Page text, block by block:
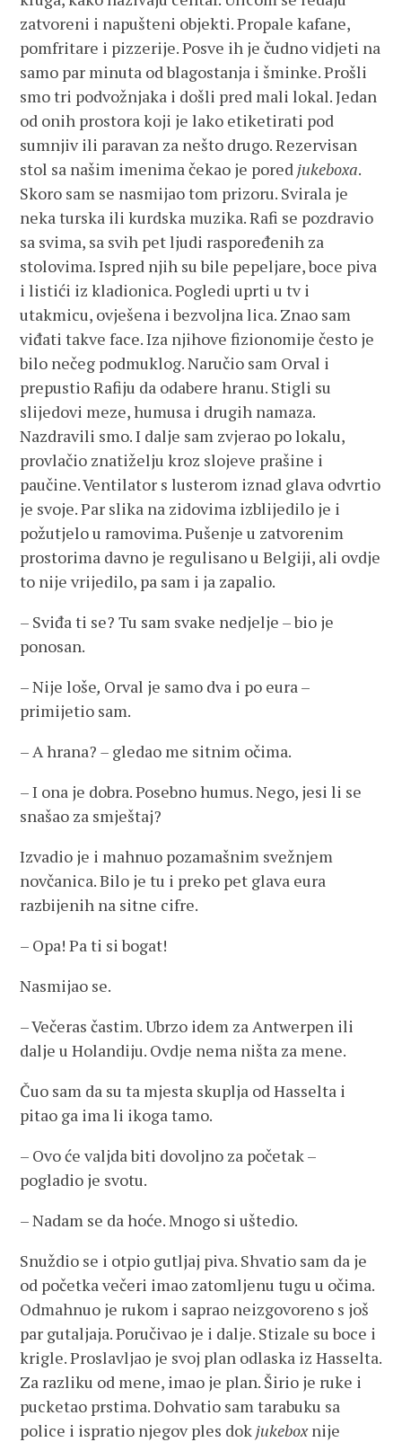
zatvoreni i napušteni objekti. Propale kafane,
pomfritare i pizzerije. Posve ih je čudno vidjeti na
samo par minuta od blagostanja i šminke. Prošli
smo tri podvožnjaka i došli pred mali lokal. Jedan
od onih prostora koji je lako etiketirati pod
sumnjiv ili paravan za nešto drugo. Rezervisan
stol sa našim imenima čekao je poredjukeboxa.
Skoro sam se nasmijao tom prizoru. Svirala je
neka turska ili kurdska muzika. Rafi se pozdravio
sa svima, sa svih pet ljudi raspoređenih za
stolovima. Ispred njih su bile pepeljare, boce piva
i listići iz kladionica. Pogledi uprti u tv i
utakmicu, ovješena i bezvoljna lica. Znao sam
viđati takve face. Iza njihove fizionomije često je
bilo nečeg podmuklog. Naručio sam Orval i
prepustio Rafiju da odabere hranu. Stigli su
slijedovi meze, humusa i drugih namaza.
Nazdravili smo. I dalje sam zvjerao po lokalu,
provlačio znatiželju kroz slojeve prašine i
paučine. Ventilator s lusterom iznad glava odvrtio
je svoje. Par slika na zidovima izblijedilo je i
požutjelo u ramovima. Pušenje u zatvorenim
prostorima davno je regulisano u Belgiji, ali ovdje
to nije vrijedilo, pa sam i ja zapalio.
– Sviđa ti se? Tu sam svake nedjelje – bio je
ponosan.
– Nije loše, Orval je samo dva i po eura –
primijetio sam.
– A hrana? – gledao me sitnim očima.
– I ona je dobra. Posebno humus. Nego, jesi li se
snašao za smještaj?
Izvadio je i mahnuo pozamašnim svežnjem
novčanica. Bilo je tu i preko pet glava eura
razbijenih na sitne cifre.
– Opa! Pa ti si bogat!
Nasmijao se.
– Večeras častim. Ubrzo idem za Antwerpen ili
dalje u Holandiju. Ovdje nema ništa za mene.
Čuo sam da su ta mjesta skuplja od Hasselta i
pitao ga ima li ikoga tamo.
– Ovo će valjda biti dovoljno za početak –
pogladio je svotu.
– Nadam se da hoće. Mnogo si uštedio.
Snuždio se i otpio gutljaj piva. Shvatio sam da je
od početka večeri imao zatomljenu tugu u očima.
Odmahnuo je rukom i saprao neizgovoreno s još
par gutaljaja. Poručivao je i dalje. Stizale su boce i
krigle. Proslavljao je svoj plan odlaska iz Hasselta.
Za razliku od mene, imao je plan. Širio je ruke i
pucketao prstima. Dohvatio sam tarabuku sa
police i ispratio njegov ples dokjukeboxnije